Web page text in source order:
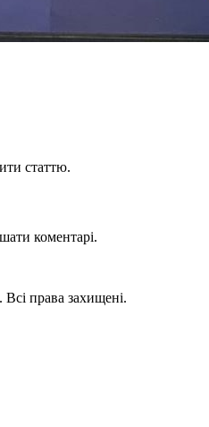
статтю.
коментарі.
права захищені.